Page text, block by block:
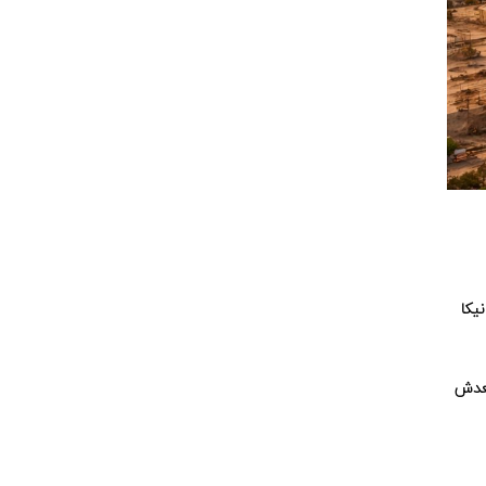
نزدیک می‌شوند: اواخر دهه ۱۹۶۰، چون بعدش